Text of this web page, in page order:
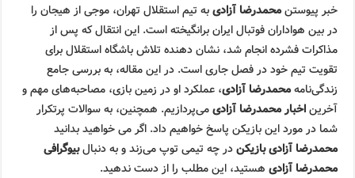
خبر پیوستنمحمدرضا آزادیبه تیم استقلال تهران، موجی از هیجان را
در بین هواداران فوتبال ایران برانگیخته است. این انتقال که پس از
مذاکرات فشرده انجام شد، نشان دهنده تلاش باشگاه استقلال برای
تقویت تیم خود در فصل جاری است. در این مقاله، به بررسی جامع
زندگی‌نامهمحمدرضا آزادی، عملکرد او در زمین بازی، مصاحبه‌های مهم و
آخریناخبار محمدرضا آزادیمی‌پردازیم. همچنین، به سوالات پرتکرار
شما در مورد این بازیکن پاسخ خواهیم داد. اگر می خواهید بدانید
محمدرضا آزادی بازیکندر چه تیمی توپ می‌زند و به دنبالبیوگرافی
محمدرضا آزادی هستید، این مطلب را از دست ندهید.